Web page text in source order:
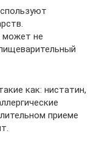
может не
как: нистатин,
приеме